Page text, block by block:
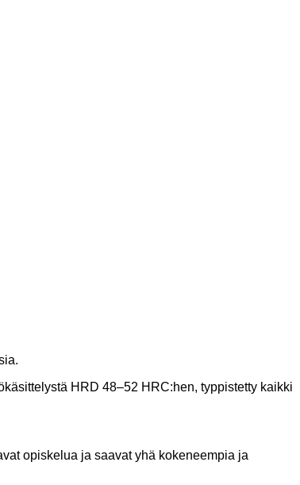
HRD 48–52 HRC:hen, typpistetty kaikki
opiskelua ja saavat yhä kokeneempia ja